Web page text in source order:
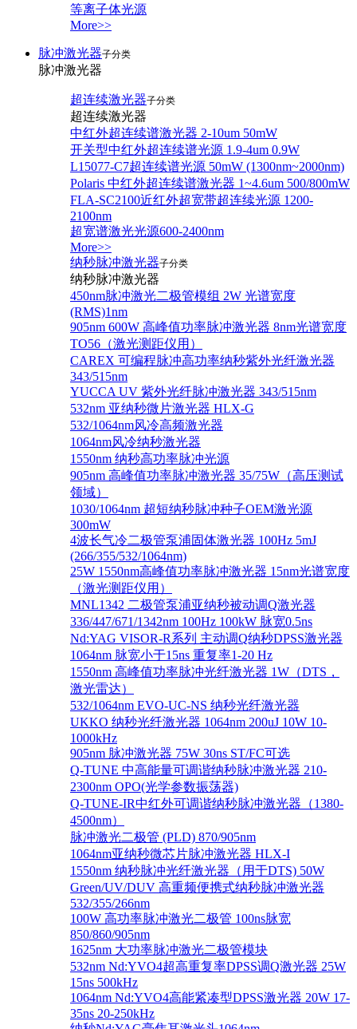
等离子体光源
More>>
脉冲激光器子分类
脉冲激光器
超连续激光器子分类
超连续激光器
中红外超连续谱激光器 2-10um 50mW
开关型中红外超连续谱光源 1.9-4um 0.9W
L15077-C7超连续谱光源 50mW (1300nm~2000nm)
Polaris 中红外超连续谱激光器 1~4.6um 500/800mW
FLA-SC2100近红外超宽带超连续光源 1200-
2100nm
超宽谱激光光源600-2400nm
More>>
纳秒脉冲激光器子分类
纳秒脉冲激光器
450nm脉冲激光二极管模组 2W 光谱宽度
(RMS)1nm
905nm 600W 高峰值功率脉冲激光器 8nm光谱宽度
TO56（激光测距仪用）
CAREX 可编程脉冲高功率纳秒紫外光纤激光器
343/515nm
YUCCA UV 紫外光纤脉冲激光器 343/515nm
532nm 亚纳秒微片激光器 HLX-G
532/1064nm风冷高频激光器
1064nm风冷纳秒激光器
1550nm 纳秒高功率脉冲光源
905nm 高峰值功率脉冲激光器 35/75W（高压测试
领域）
1030/1064nm 超短纳秒脉冲种子OEM激光源
300mW
4波长气冷二极管泵浦固体激光器 100Hz 5mJ
(266/355/532/1064nm)
25W 1550nm高峰值功率脉冲激光器 15nm光谱宽度
（激光测距仪用）
MNL1342 二极管泵浦亚纳秒被动调Q激光器
336/447/671/1342nm 100Hz 100kW 脉宽0.5ns
Nd:YAG VISOR-R系列 主动调Q纳秒DPSS激光器
1064nm 脉宽小于15ns 重复率1-20 Hz
1550nm 高峰值功率脉冲光纤激光器 1W（DTS，
激光雷达）
532/1064nm EVO-UC-NS 纳秒光纤激光器
UKKO 纳秒光纤激光器 1064nm 200uJ 10W 10-
1000kHz
905nm 脉冲激光器 75W 30ns ST/FC可选
Q-TUNE 中高能量可调谐纳秒脉冲激光器 210-
2300nm OPO(光学参数振荡器)
Q-TUNE-IR中红外可调谐纳秒脉冲激光器（1380-
4500nm）
脉冲激光二极管 (PLD) 870/905nm
1064nm亚纳秒微芯片脉冲激光器 HLX-I
1550nm 纳秒脉冲光纤激光器（用于DTS) 50W
Green/UV/DUV 高重频便携式纳秒脉冲激光器
532/355/266nm
100W 高功率脉冲激光二极管 100ns脉宽
850/860/905nm
1625nm 大功率脉冲激光二极管模块
532nm Nd:YVO4超高重复率DPSS调Q激光器 25W
15ns 500kHz
1064nm Nd:YVO4高能紧凑型DPSS激光器 20W 17-
35ns 20-250kHz